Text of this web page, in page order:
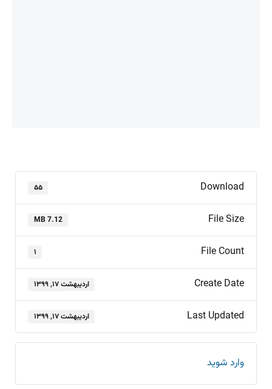
Download ۵۵
File Size
7.12 MB
File Count ۱
Create Date اردیبهشت ۱۷, ۱۳۹۹
Last Updated اردیبهشت ۱۷, ۱۳۹۹
وارد شوید